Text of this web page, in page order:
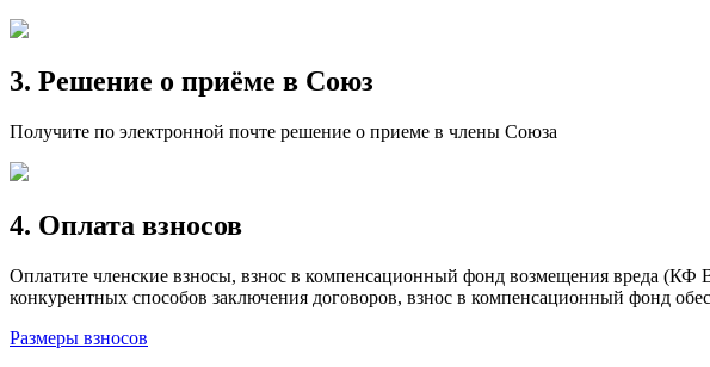
3. Решение о приёме в Союз
Получите по электронной почте решение о приеме в члены Союза
4. Оплата взносов
Оплатите членские взносы, взнос в компенсационный фонд возмещения вреда
конкурентных способов заключения договоров, взнос в компенсационный фонд
Размеры взносов